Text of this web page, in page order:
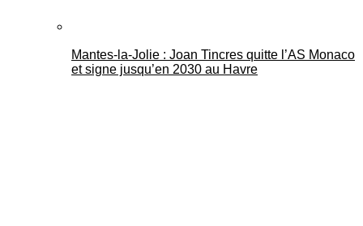
Mantes-la-Jolie : Joan Tincres quitte l’AS Monaco
et signe jusqu’en 2030 au Havre